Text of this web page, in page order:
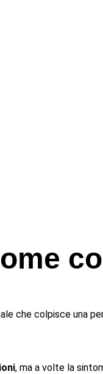
che colpisce una
, ma a volte la